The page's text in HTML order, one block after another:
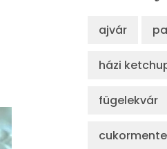
ajvár
házi
fügelekvár